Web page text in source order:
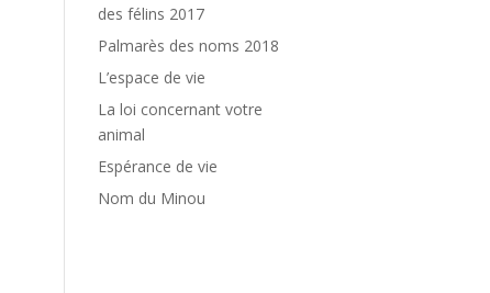
des félins 2017
Palmarès des noms 2018
L’espace de vie
La loi concernant votre
animal
Espérance de vie
Nom du Minou